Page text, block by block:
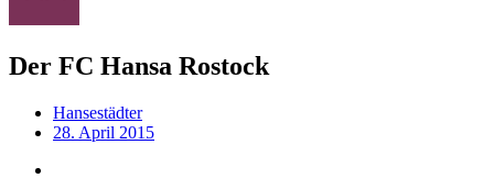
Der FC Hansa Rostock
Hansestädter
28. April 2015